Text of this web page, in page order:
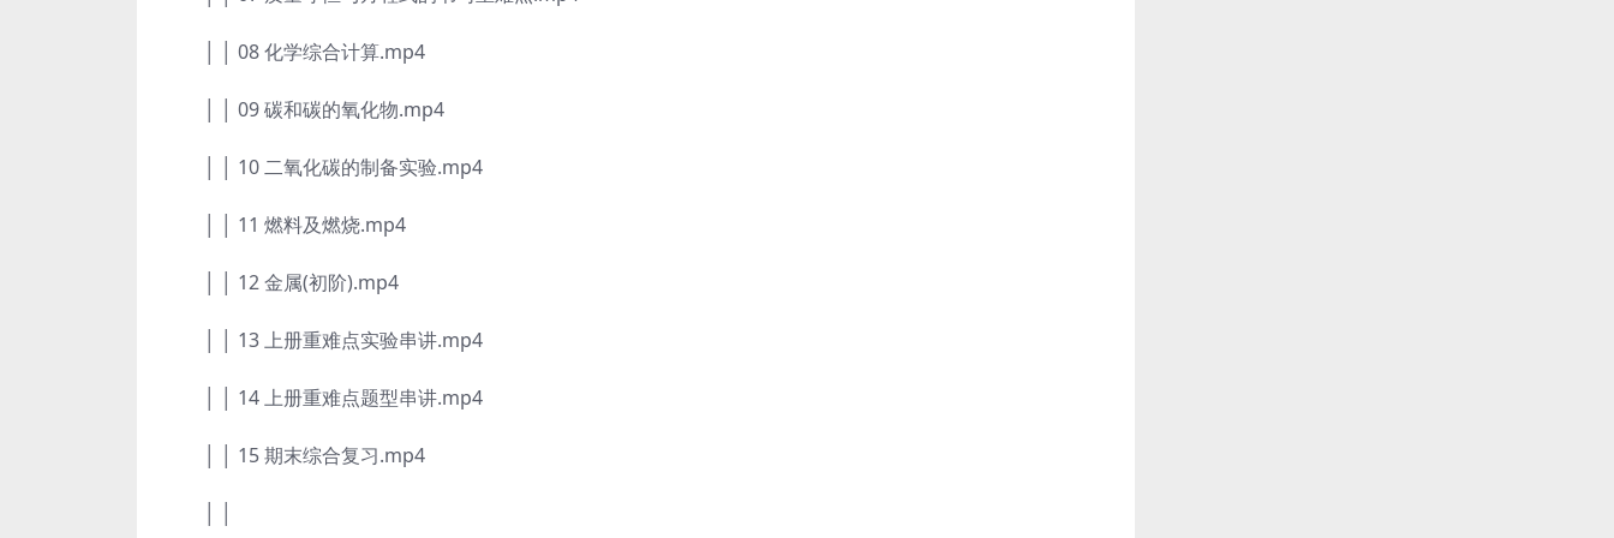
│ │ 08 化学综合计算.mp4
│ │ 09 碳和碳的氧化物.mp4
│ │ 10 二氧化碳的制备实验.mp4
│ │ 11 燃料及燃烧.mp4
│ │ 12 金属(初阶).mp4
│ │ 13 上册重难点实验串讲.mp4
│ │ 14 上册重难点题型串讲.mp4
│ │ 15 期末综合复习.mp4